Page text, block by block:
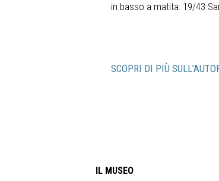
in basso a matita: 19/43
SCOPRI DI PIÙ
IL MUSEO